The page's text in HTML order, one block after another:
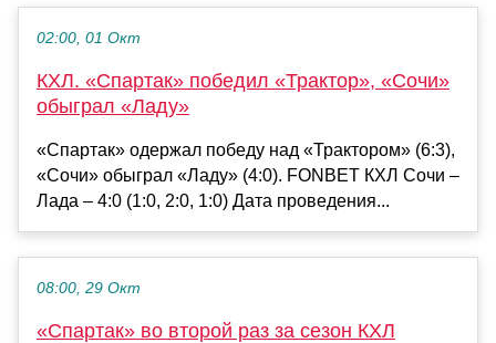
02:00, 01 Окт
КХЛ. «Спартак» победил «Трактор», «Сочи»
обыграл «Ладу»
«Спартак» одержал победу над «Трактором» (6:3),
«Сочи» обыграл «Ладу» (4:0). FONBET КХЛ Сочи –
Лада – 4:0 (1:0, 2:0, 1:0) Дата проведения...
08:00, 29 Окт
«Спартак» во второй раз за сезон КХЛ